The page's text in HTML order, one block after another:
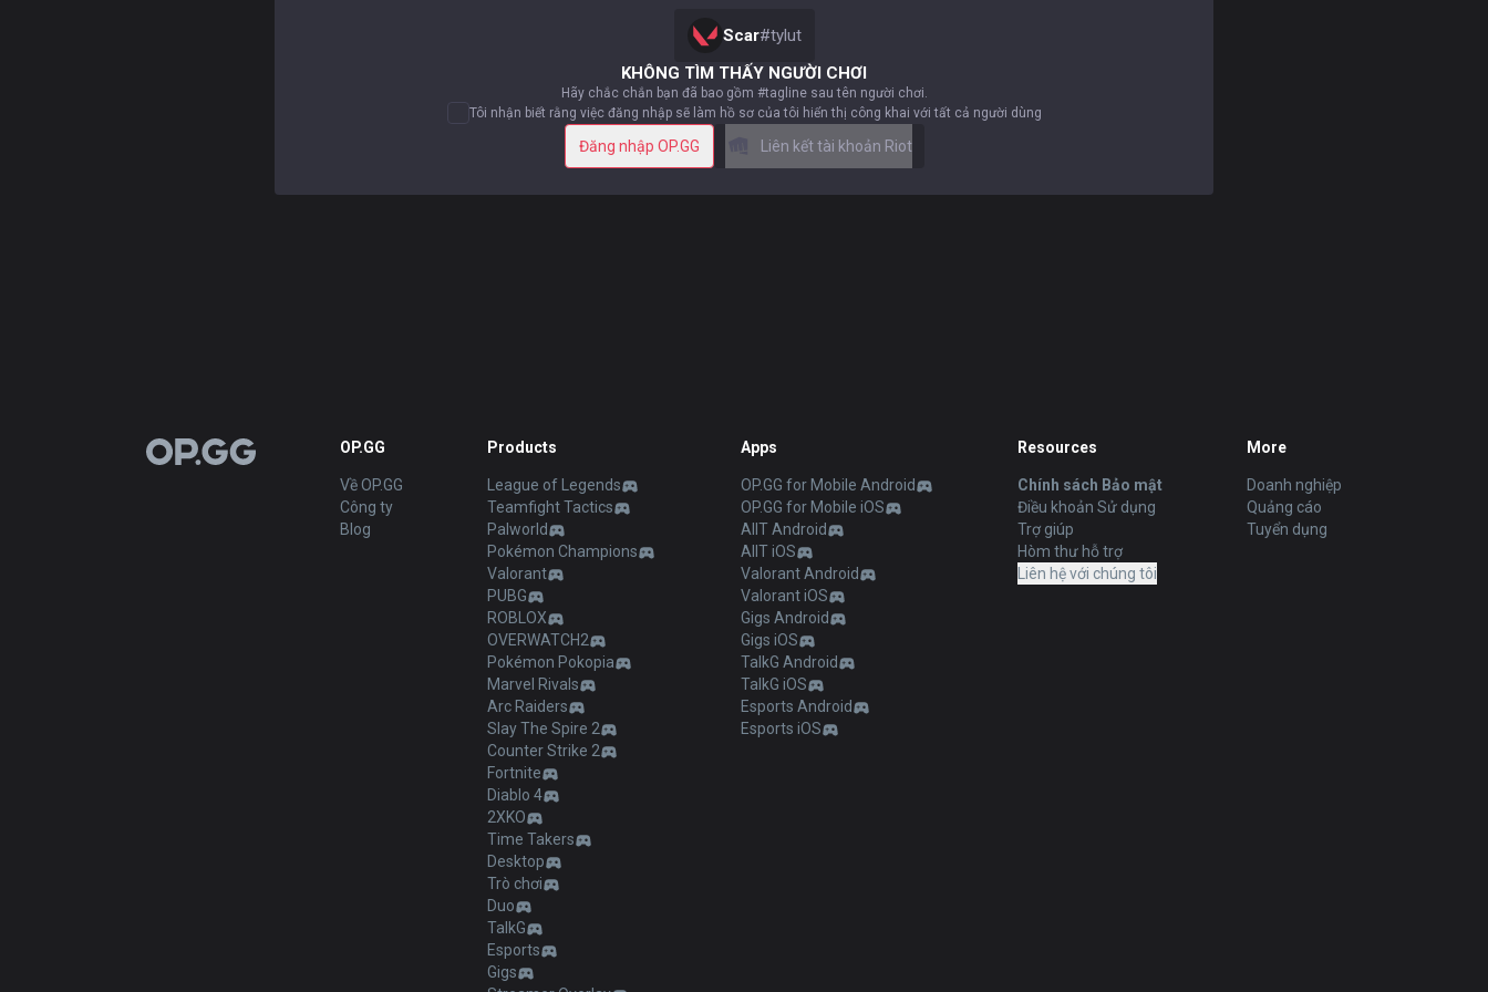
Scar#tylut
KHÔNG TÌM THẤY NGƯỜI CHƠI
Hãy chắc chắn bạn đã bao gồm #tagline sau tên người chơi.
Tôi nhận biết rằng việc đăng nhập sẽ làm hồ sơ của tôi hiển thị công khai với tất cả người dùng
Đăng nhập OP.GG Liên kết tài khoản Riot
OP.GG OP.GG
Về OP.GG
Công ty
Blog
Products
League of Legends
Teamfight Tactics
Palworld
Pokémon Champions
Valorant
PUBG
ROBLOX
OVERWATCH2
Pokémon Pokopia
Marvel Rivals
Arc Raiders
Slay The Spire 2
Counter Strike 2
Fortnite
Diablo 4
2XKO
Time Takers
Desktop
Trò chơi
Duo
TalkG
Esports
Gigs
Apps
OP.GG for Mobile Android
OP.GG for Mobile iOS
AllT Android
AllT iOS
Valorant Android
Valorant iOS
Gigs Android
Gigs iOS
TalkG Android
TalkG iOS
Esports Android
Esports iOS
Resources
Chính sách Bảo mật
Điều khoản Sử dụng
Trợ giúp
Hòm thư hỗ trợ
Liên hệ với chúng tôi
More
Doanh nghiệp
Quảng cáo
Tuyển dụng